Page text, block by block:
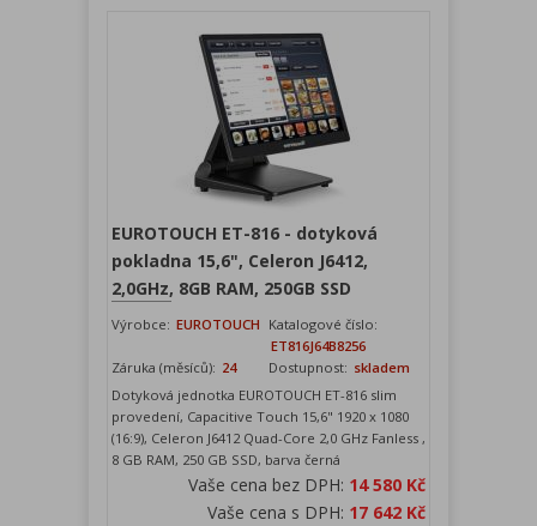
EUROTOUCH ET-816 - dotyková
pokladna 15,6", Celeron J6412,
2,0GHz, 8GB RAM, 250GB SSD
Výrobce: EUROTOUCH Katalogové číslo:
ET816J64B8256
Záruka (měsíců): 24 Dostupnost: skladem
Dotyková jednotka EUROTOUCH ET-816 slim
provedení, Capacitive Touch 15,6" 1920 x 1080
(16:9), Celeron J6412 Quad-Core 2,0 GHz Fanless ,
8 GB RAM, 250 GB SSD, barva černá
Vaše cena bez DPH: 14 580 Kč
Vaše cena s DPH: 17 642 Kč